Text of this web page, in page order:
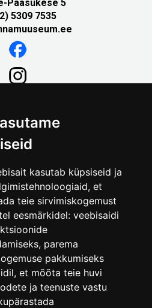
kasutab küpsiseid ja
et
teie sirvimiskogemust
eesmärkidel: veebisaidi
, parema
pakkumiseks
, et mõõta teie huvi
ja teenuste vastu
Pääsukese 5
5309 7535
ГОРОДСКОЙ МУЗЕЙ
Vene 17
(+372) 610 4178